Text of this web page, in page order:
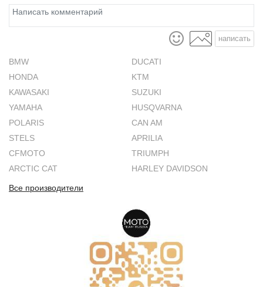
написать
BMW
DUCATI
HONDA
KTM
KAWASAKI
SUZUKI
YAMAHA
HUSQVARNA
POLARIS
CAN AM
STELS
APRILIA
CFMOTO
TRIUMPH
ARCTIC CAT
HARLEY DAVIDSON
Все производители